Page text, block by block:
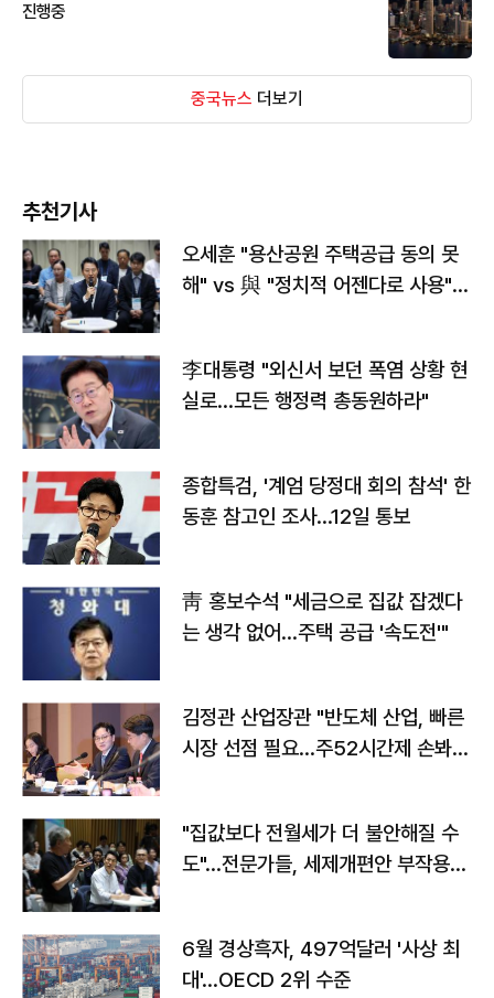
진행중
중국뉴스 더보기
추천기사
오세훈 "용산공원 주택공급 동의 못
해" vs 與 "정치적 어젠다로 사용"
李대통령 "외신서 보던 폭염 상황 현
실로…모든 행정력 총동원하라"
종합특검, '계엄 당정대 회의 참석' 한
동훈 참고인 조사...12일 통보
靑 홍보수석 "세금으로 집값 잡겠다
는 생각 없어…주택 공급 '속도전'"
김정관 산업장관 "반도체 산업, 빠른
시장 선점 필요…주52시간제 손봐
"집값보다 전월세가 더 불안해질 수
도"…전문가들, 세제개편안 부작용
6월 경상흑자, 497억달러 '사상 최
대'…OECD 2위 수준